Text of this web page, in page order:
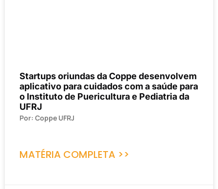
Startups oriundas da Coppe desenvolvem
aplicativo para cuidados com a saúde para
o Instituto de Puericultura e Pediatria da
UFRJ
Por: Coppe UFRJ
MATÉRIA COMPLETA >>